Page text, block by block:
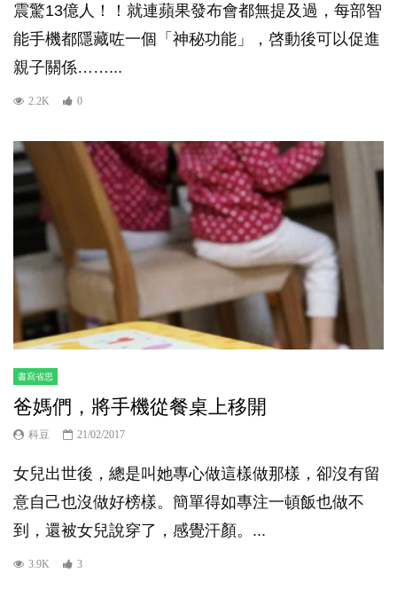
震驚13億人！！就連蘋果發布會都無提及過，每部智
能手機都隱藏咗一個「神秘功能」，啓動後可以促進
親子關係……...
2.2K 0
書寫省思
爸媽們，將手機從餐桌上移開
科豆 21/02/2017
女兒出世後，總是叫她專心做這樣做那樣，卻沒有留
意自己也沒做好榜樣。簡單得如專注一頓飯也做不
到，還被女兒說穿了，感覺汗顏。...
3.9K 3